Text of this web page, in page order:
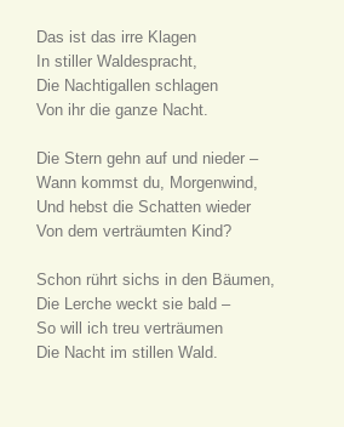
Das ist das irre Klagen
In stiller Waldespracht,
Die Nachtigallen schlagen
Von ihr die ganze Nacht.
Die Stern gehn auf und nieder –
Wann kommst du, Morgenwind,
Und hebst die Schatten wieder
Von dem verträumten Kind?
Schon rührt sichs in den Bäumen,
Die Lerche weckt sie bald –
So will ich treu verträumen
Die Nacht im stillen Wald.